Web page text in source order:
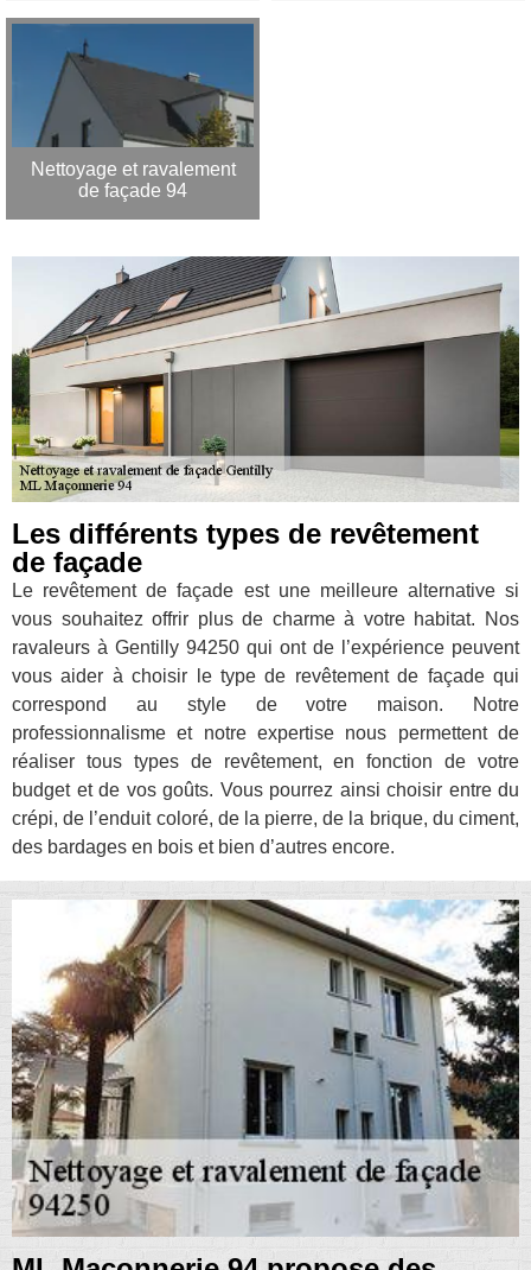
Nettoyage et ravalement
de façade 94
Les différents types de revêtement
de façade
Le revêtement de façade est une meilleure alternative si
vous souhaitez offrir plus de charme à votre habitat. Nos
ravaleurs à Gentilly 94250 qui ont de l’expérience peuvent
vous aider à choisir le type de revêtement de façade qui
correspond au style de votre maison. Notre
professionnalisme et notre expertise nous permettent de
réaliser tous types de revêtement, en fonction de votre
budget et de vos goûts. Vous pourrez ainsi choisir entre du
crépi, de l’enduit coloré, de la pierre, de la brique, du ciment,
des bardages en bois et bien d’autres encore.